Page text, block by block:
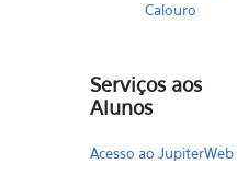
Calouro
Serviços aos
Alunos
Acesso ao JupiterWeb